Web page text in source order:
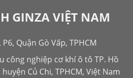
GINZA VIỆT NAM
Quận Gò Vấp, TPHCM
công nghiệp cơ khí ô tô TP. Hồ
Củ Chi, TPHCM, Việt Nam